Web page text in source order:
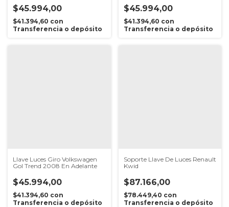
$45.994,00
$41.394,60 con
Transferencia o depósito
$45.994,00
$41.394,60 con
Transferencia o depósito
Llave Luces Giro Volkswagen
Gol Trend 2008 En Adelante
$45.994,00
$41.394,60 con
Transferencia o depósito
Soporte Llave De Luces Renault
Kwid
$87.166,00
$78.449,40 con
Transferencia o depósito